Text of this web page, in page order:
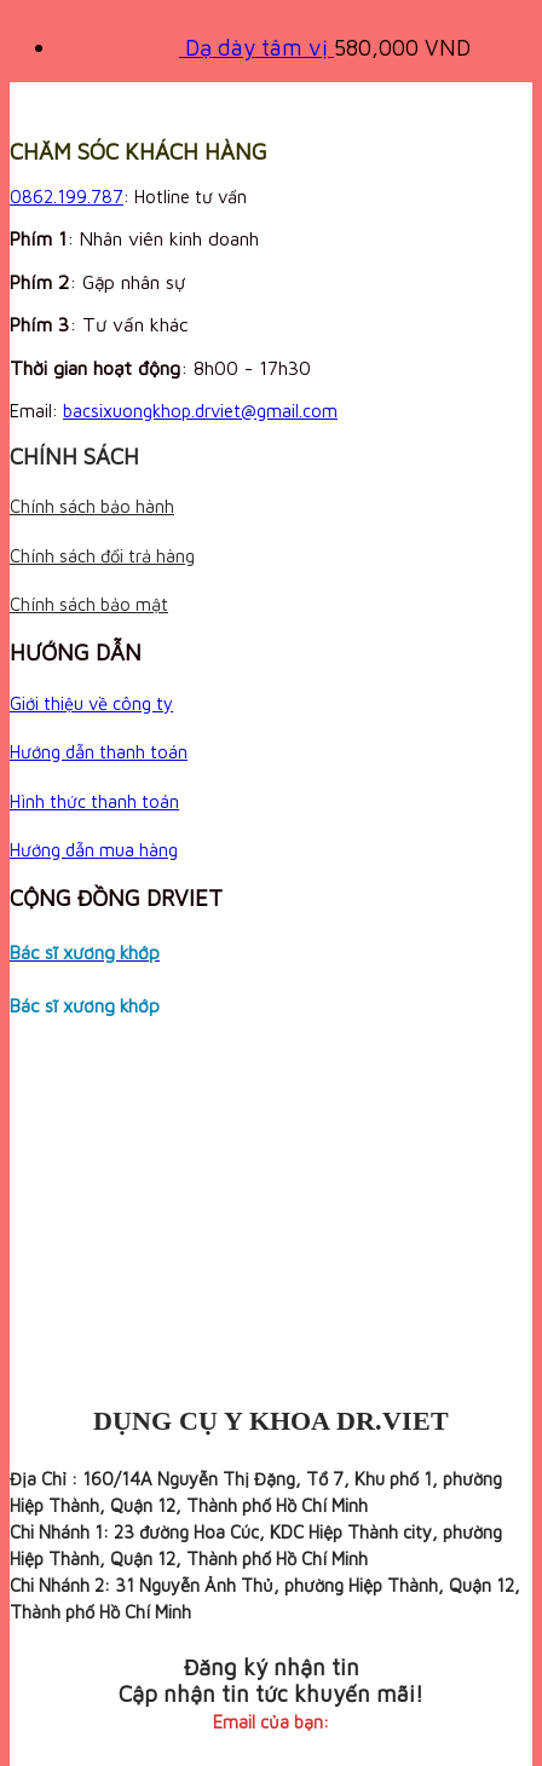
Dạ dày tâm vị 580,000 VND
CHĂM SÓC KHÁCH HÀNG
0862.199.787: Hotline tư vấn
Phím 1: Nhân viên kinh doanh
Phím 2: Gặp nhân sự
Phím 3: Tư vấn khác
Thời gian hoạt động: 8h00 - 17h30
Email: bacsixuongkhop.drviet@gmail.com
CHÍNH SÁCH
Chính sách bảo hành
Chính sách đổi trả hàng
Chính sách bảo mật
HƯỚNG DẪN
Giới thiệu về công ty
Hướng dẫn thanh toán
Hình thức thanh toán
Hướng dẫn mua hàng
CỘNG ĐỒNG DRVIET
Bác sĩ xương khớp
Bác sĩ xương khớp
DỤNG CỤ Y KHOA DR.VIET
Địa Chỉ : 160/14A Nguyễn Thị Đặng, Tổ 7, Khu phố 1, phường
Hiệp Thành, Quận 12, Thành phố Hồ Chí Minh
Chi Nhánh 1: 23 đường Hoa Cúc, KDC Hiệp Thành city, phường
Hiệp Thành, Quận 12, Thành phố Hồ Chí Minh
Chi Nhánh 2: 31 Nguyễn Ảnh Thủ, phường Hiệp Thành, Quận 12,
Thành phố Hồ Chí Minh
Đăng ký nhận tin
Cập nhận tin tức khuyến mãi!
Email của bạn: